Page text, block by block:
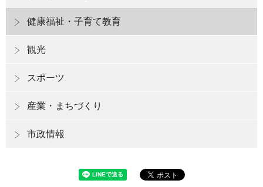
健康福祉・子育て教育
観光
スポーツ
産業・まちづくり
市政情報